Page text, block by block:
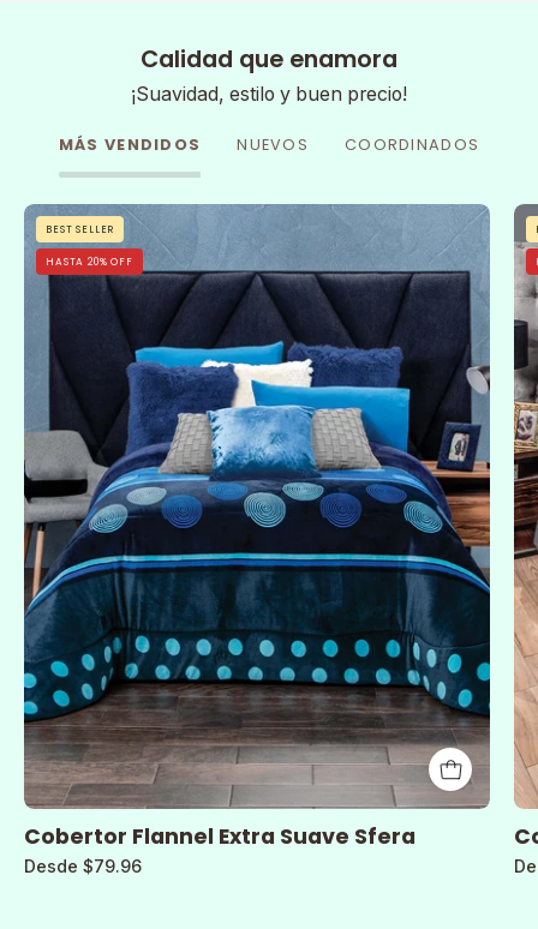
Calidad que enamora
¡Suavidad, estilo y buen precio!
MÁS VENDIDOS NUEVOS COORDINADOS
Cobertor
Flannel
Con
Borrega
Sfera
BEST SELLER
HASTA 20% OFF
Cobertor Flannel Extra Suave Sfera
Desde $79.96